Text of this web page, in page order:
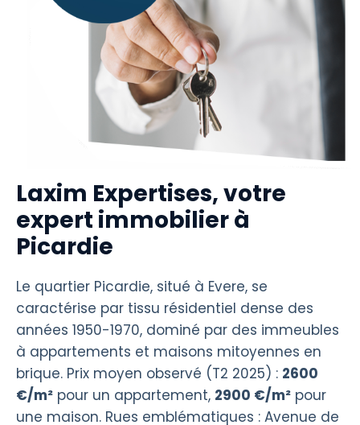
Laxim Expertises, votre
expert immobilier à
Picardie
Le quartier Picardie, situé à Evere, se
caractérise par tissu résidentiel dense des
années 1950-1970, dominé par des immeubles
à appartements et maisons mitoyennes en
brique. Prix moyen observé (T2 2025) : 2600
€/m² pour un appartement, 2900 €/m² pour
une maison. Rues emblématiques : Avenue de